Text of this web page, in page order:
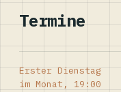
Termine
Erster Dienstag
im Monat, 19:00